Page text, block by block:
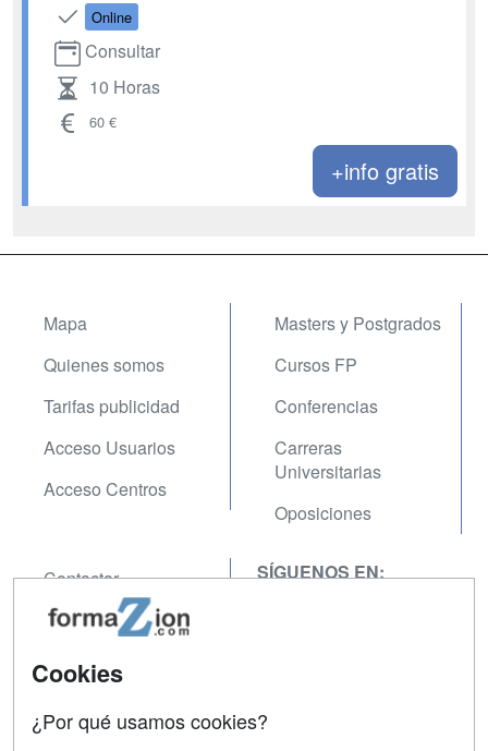
Online
Consultar
10 Horas
60 €
+info gratis
Mapa
Quienes somos
Tarifas publicidad
Acceso Usuarios
Acceso Centros
Masters y Postgrados
Cursos FP
Conferencias
Carreras
Universitarias
Oposiciones
Contactar
Confidencialidad
Aviso legal
SÍGUENOS EN:
Cookies
¿Por qué usamos cookies?